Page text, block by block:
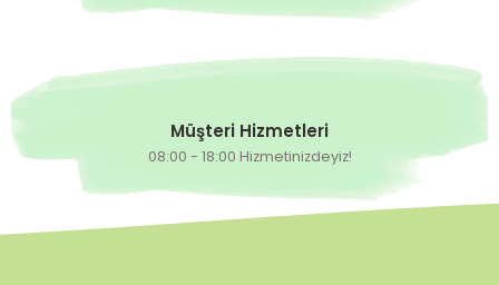
Müşteri Hizmetleri
08:00 - 18:00 Hizmetinizdeyiz!